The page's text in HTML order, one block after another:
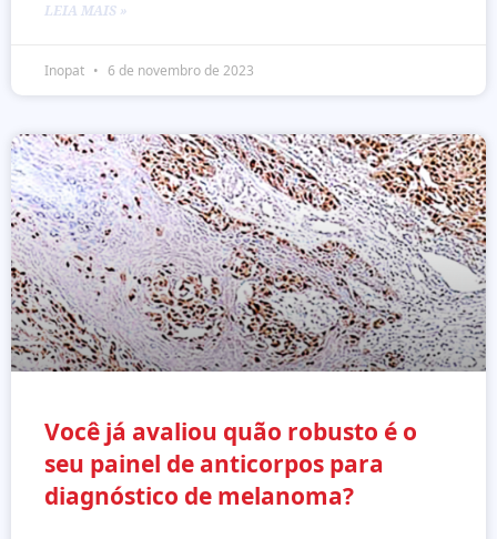
LEIA MAIS »
Inopat 6 de novembro de 2023
Você já avaliou quão robusto é o
seu painel de anticorpos para
diagnóstico de melanoma?